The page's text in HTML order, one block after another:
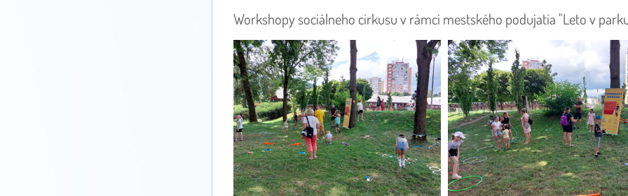
Workshopy sociálneho cirkusu v rámci mestského podujatia "Leto v